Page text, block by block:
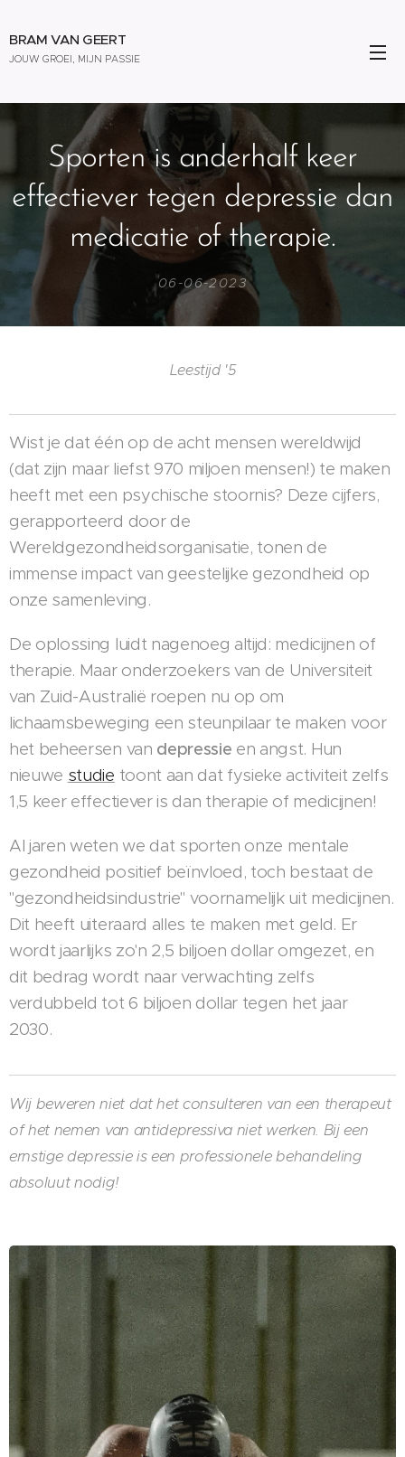
BRAM VAN GEERT
JOUW GROEI, MIJN PASSIE
Sporten is anderhalf keer
effectiever tegen depressie dan
medicatie of therapie.
06-06-2023
Leestijd '5
Wist je dat één op de acht mensen wereldwijd
(dat zijn maar liefst 970 miljoen mensen!) te maken
heeft met een psychische stoornis? Deze cijfers,
gerapporteerd door de
Wereldgezondheidsorganisatie, tonen de
immense impact van geestelijke gezondheid op
onze samenleving.
De oplossing luidt nagenoeg altijd: medicijnen of
therapie. Maar onderzoekers van de Universiteit
van Zuid-Australië roepen nu op om
lichaamsbeweging een steunpilaar te maken voor
het beheersen van depressie en angst. Hun
nieuwe studie toont aan dat fysieke activiteit zelfs
1,5 keer effectiever is dan therapie of medicijnen!
Al jaren weten we dat sporten onze mentale
gezondheid positief beïnvloed, toch bestaat de
"gezondheidsindustrie" voornamelijk uit medicijnen.
Dit heeft uiteraard alles te maken met geld. Er
wordt jaarlijks zo'n 2,5 biljoen dollar omgezet, en
dit bedrag wordt naar verwachting zelfs
verdubbeld tot 6 biljoen dollar tegen het jaar
2030.
Wij beweren niet dat het consulteren van een therapeut
of het nemen van antidepressiva niet werken. Bij een
ernstige depressie is een professionele behandeling
absoluut nodig!